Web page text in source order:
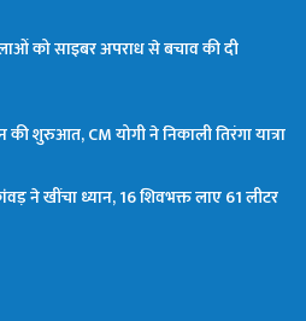
को साइबर अपराध से बचाव की दी
शुरुआत, CM योगी ने निकाली तिरंगा यात्रा
ने खींचा ध्यान, 16 शिवभक्त लाए 61 लीटर